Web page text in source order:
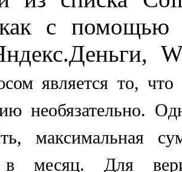
с помощью
является то, что
необязательно.
максимальная
в месяц. Для